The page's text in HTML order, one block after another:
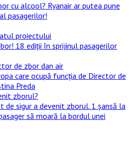
cu alcool? Ryanair ar putea pune
pasagerilor!
proiectului
18 ediții în sprijinul pasagerilor
care ocupă funcția de Director de
Preda
de sigur a devenit zborul. 1 șansă la
să moară la bordul unei